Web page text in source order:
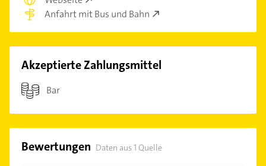
Anfahrt mit Bus und Bahn
Akzeptierte Zahlungsmittel
Bar
Bewertungen Daten aus 1 Quelle